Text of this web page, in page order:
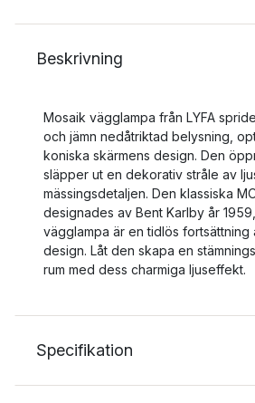
Beskrivning
Mosaik vägglampa från LYFA
och jämn nedåtriktad belysning,
koniska skärmens design. Den
släpper ut en dekorativ stråle av
mässingsdetaljen. Den klassiska
designades av Bent Karlby år
vägglampa är en tidlös fortsättning
design. Låt den skapa en
rum med dess charmiga ljuseffekt.
Specifikation